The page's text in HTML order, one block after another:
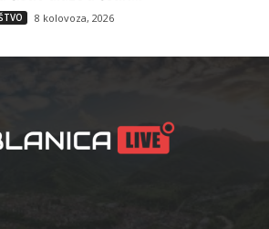
8 kolovoza, 2026